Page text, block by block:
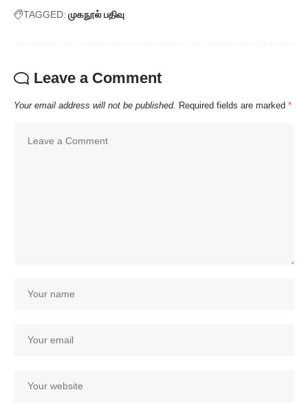
TAGGED: முகநூல் பதிவு
Leave a Comment
Your email address will not be published. Required fields are marked *